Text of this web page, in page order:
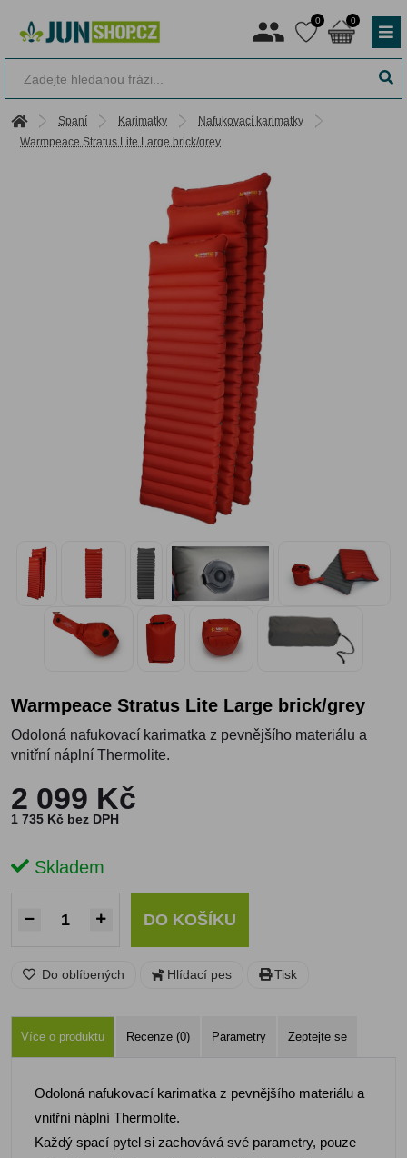
0 0
Spaní Karimatky
Nafukovací karimatky
Warmpeace Stratus Lite Large brick/grey
Warmpeace Stratus Lite Large brick/grey
Odoloná nafukovací karimatka z pevnějšího materiálu a
vnitřní náplní Thermolite.
2 099 Kč
1 735 Kč bez DPH
Skladem
DO KOŠÍKU
Do oblíbených Hlídací pes Tisk
Více o produktu Recenze (0) Parametry Zeptejte se
Odoloná nafukovací karimatka z pevnějšího materiálu a
vnitřní náplní Thermolite.
Každý spací pytel si zachovává své parametry, pouze